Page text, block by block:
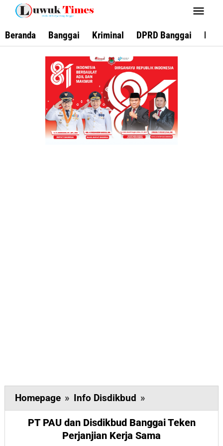
Lewati
konten
Beranda Banggai Kriminal DPRD Banggai
Homepage » Info Disdikbud »
PAU
dan
Disdikbud
PT PAU dan Disdikbud Banggai Teken
Perjanjian Kerja Sama